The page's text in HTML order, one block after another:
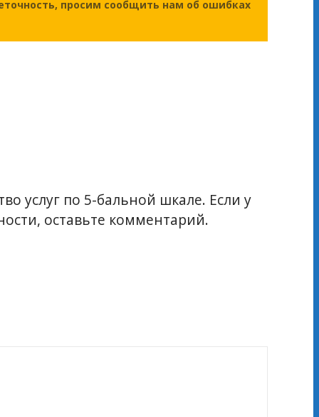
просим сообщить нам об ошибках
услуг по 5-бальной шкале. Если у
оставьте комментарий.